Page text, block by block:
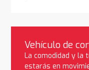
Vehículo de
La comodidad y la
estarás en